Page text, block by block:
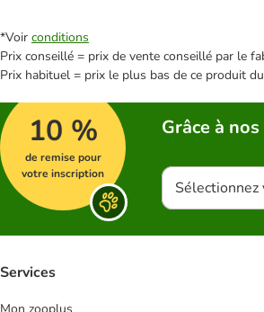
*Voir conditions
Prix conseillé = prix de vente conseillé par le
Prix habituel = prix le plus bas de ce produit
10 %
de remise pour
votre inscription
Grâce à
Services